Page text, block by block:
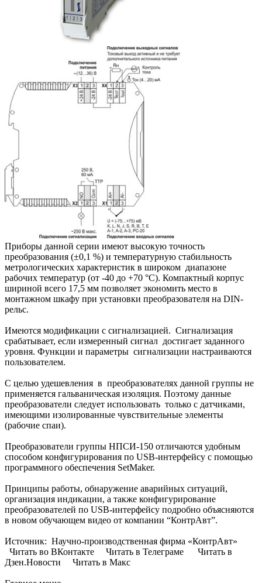
Приборы данной серии имеют высокую точность
преобразования (±0,1 %) и температурную стабильность
метрологических характеристик в широком диапазоне
рабочих температур (от -40 до +70 °C). Компактный корпус
шириной всего 17,5 мм позволяет экономить место в
монтажном шкафу при установки преобразователя на DIN-
рельс.
Имеются модификации с сигнализацией. Сигнализация
срабатывает, если измеренный сигнал достигает заданного
уровня. Функции и параметры сигнализации настраиваются
пользователем.
С целью удешевления в преобразователях данной группы не
применяется гальваническая изоляция. Поэтому данные
преобразователи следует использовать только с датчиками,
имеющими изолированные чувствительные элементы
(рабочие спаи).
Преобразователи группы НПСИ-150 отличаются удобным
способом конфигурирования по USB-интерфейсу с помощью
программного обеспечения SetMаker.
Принципы работы, обнаружение аварийных ситуаций,
организация индикации, а также конфигурирование
преобразователей по USB-интерфейсу подробно объясняются
в новом обучающем видео от компании “КонтрАвт”.
Источник: Научно-производственная фирма «КонтрАвт»
Читать во ВКонтакте Читать в Телеграме Читать в
Дзен.Новости Читать в Макс